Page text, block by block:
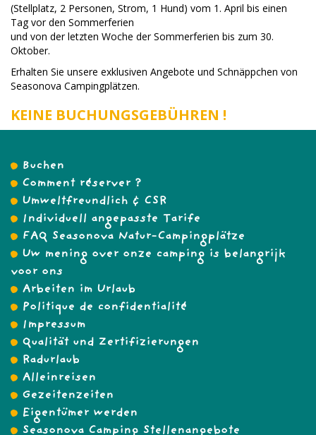
(Stellplatz, 2 Personen, Strom, 1 Hund) vom 1. April bis einen
Tag vor den Sommerferien
und von der letzten Woche der Sommerferien bis zum 30.
Oktober.
Erhalten Sie unsere exklusiven Angebote und Schnäppchen von
Seasonova Campingplätzen.
KEINE BUCHUNGSGEBÜHREN !
Buchen
Comment réserver ?
Umweltfreundlich & CSR
Individuell angepasste Tarife
FAQ Seasonova Natur-Campingplätze
Uw mening over onze camping is belangrijk
voor ons
Arbeiten im Urlaub
Politique de confidentialité
Impressum
Qualität und Zertifizierungen
Radurlaub
Alleinreisen
Gezeitenzeiten
Eigentümer werden
Seasonova Camping Stellenangebote